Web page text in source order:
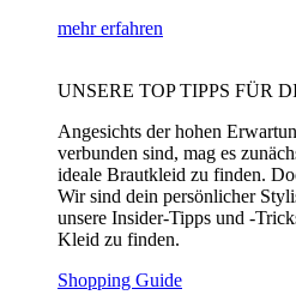
mehr erfahren
UNSERE TOP TIPPS FÜR
Angesichts der hohen
verbunden sind, mag es
ideale Brautkleid zu finden.
Wir sind dein persönlicher
unsere Insider-Tipps und -
Kleid zu finden.
Shopping Guide